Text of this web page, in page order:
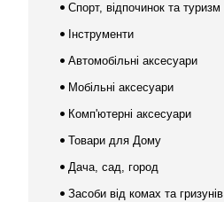
Спорт, відпочинок та туризм
Інструменти
Автомобільні аксесуари
Мобільні аксесуари
Комп'ютерні аксесуари
Товари для Дому
Дача, сад, город
Засоби від комах та гризунів